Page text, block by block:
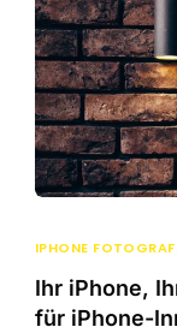
IPHONE
Ihr iPhone,
für iPhone-